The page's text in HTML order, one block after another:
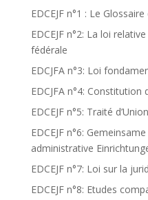
EDCEJF n°1 : Le
EDCEJF n°2: La loi
fédérale
EDCJFA n°3: Loi
EDCJFA n°4:
EDCEJF n°5: Traité
EDCEJF n°6:
administrative
EDCEJF n°7: Loi sur la
EDCEJF n°8: Etudes